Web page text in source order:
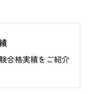
合格実績をご紹介